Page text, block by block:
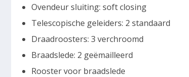
Ovendeur sluiting: soft closing
Telescopische geleiders: 2 standaard
Draadroosters: 3 verchroomd
Braadslede: 2 geëmailleerd
Rooster voor braadslede